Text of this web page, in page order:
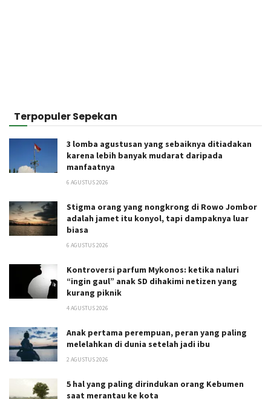
Terpopuler Sepekan
3 lomba agustusan yang sebaiknya ditiadakan
karena lebih banyak mudarat daripada
manfaatnya
6 AGUSTUS 2026
Stigma orang yang nongkrong di Rowo Jombor
adalah jamet itu konyol, tapi dampaknya luar
biasa
6 AGUSTUS 2026
Kontroversi parfum Mykonos: ketika naluri
“ingin gaul” anak SD dihakimi netizen yang
kurang piknik
4 AGUSTUS 2026
Anak pertama perempuan, peran yang paling
melelahkan di dunia setelah jadi ibu
2 AGUSTUS 2026
5 hal yang paling dirindukan orang Kebumen
saat merantau ke kota